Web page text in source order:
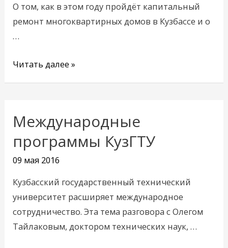
О том, как в этом году пройдёт капитальный
ремонт многоквартирных домов в Кузбассе и о
…
Читать далее »
Международные
программы КузГТУ
09 мая 2016
Кузбасский государственный технический
университет расширяет международное
сотрудничество. Эта тема разговора с Олегом
Тайлаковым, доктором технических наук, …
Международные
программы
КузГТУ